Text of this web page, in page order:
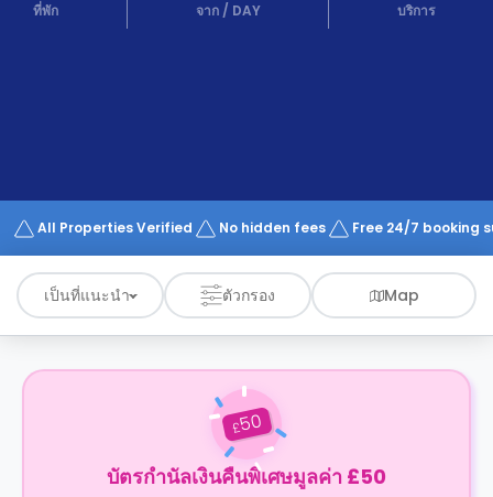
Partner
Works
ที่พัก จาก/ DAY บริการ
All Properties Verified No hidden fees Free 24/7 booking
เป็นที่แนะนำ ตัวกรอง Map
£50
บัตรกำนัลเงินคืนพิเศษมูลค่า £50